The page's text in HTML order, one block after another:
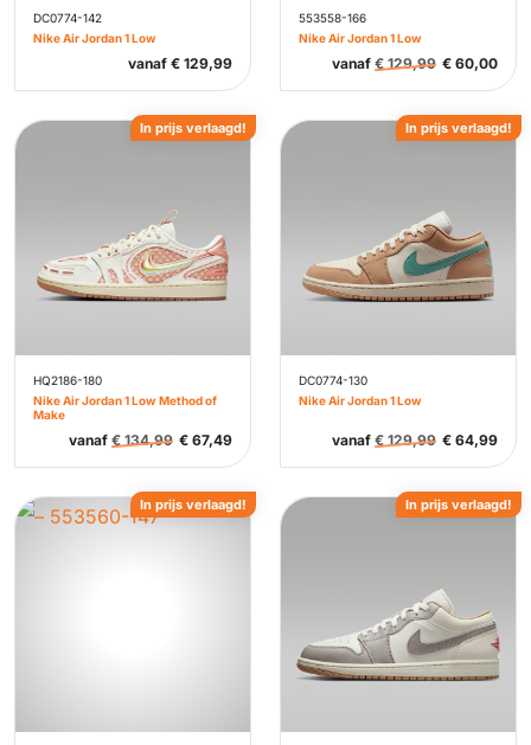
DC0774-142
Nike Air Jordan 1 Low
vanaf € 129,99
553558-166
Nike Air Jordan 1 Low
vanaf €129,99 € 60,00
HQ2186-180
Nike Air Jordan 1 Low Method of
Make
vanaf €134,99 € 67,49
In prijs verlaagd!
DC0774-130
Nike Air Jordan 1 Low
vanaf €129,99 € 64,99
In prijs verlaagd!
In prijs verlaagd! In prijs verlaagd!